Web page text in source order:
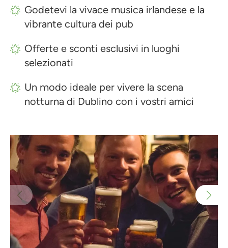
Godetevi la vivace musica irlandese e la
vibrante cultura dei pub
Offerte e sconti esclusivi in luoghi
selezionati
Un modo ideale per vivere la scena
notturna di Dublino con i vostri amici